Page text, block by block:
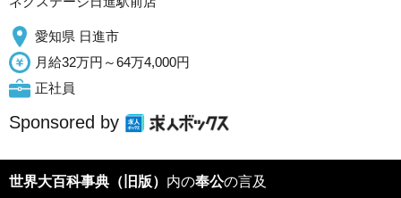
愛知県 日進市
月給32万円～64万4,000円
正社員
Sponsored by
世界大百科事典（旧版） 内の奉公の言及